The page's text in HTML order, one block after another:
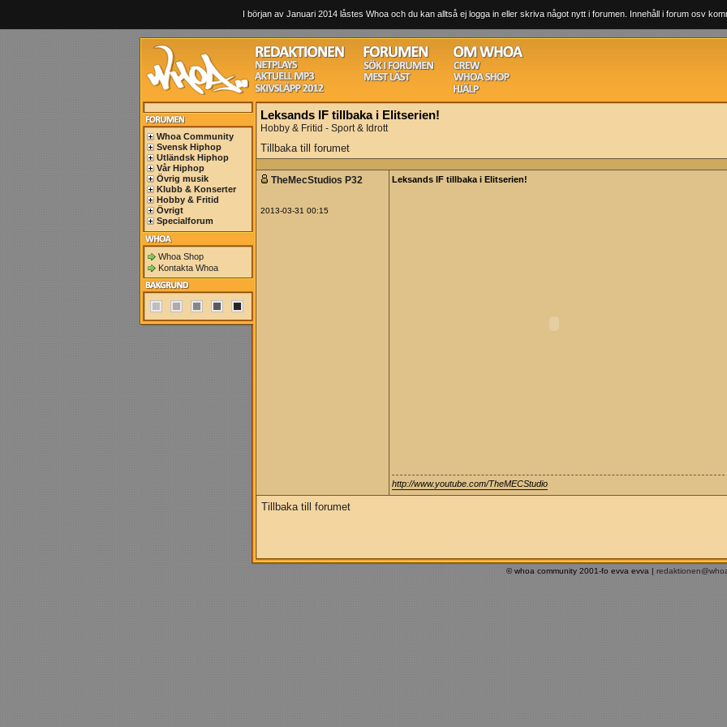
I början av Januari 2014 låstes Whoa och du kan alltså ej logga in eller skriva något nytt i forumen. Innehåll i forum osv
Whoa Community
Svensk Hiphop
Utländsk Hiphop
Vår Hiphop
Övrig musik
Klubb & Konserter
Hobby & Fritid
Övrigt
Specialforum
Whoa Shop
Kontakta Whoa
Leksands IF tillbaka i Elitserien!
Hobby & Fritid - Sport & Idrott
Tillbaka till forumet
TheMecStudios P32
2013-03-31 00:15
Leksands IF tillbaka i Elitserien!
http://www.youtube.com/TheMECStudio
Tillbaka till forumet
© whoa community 2001-fo evva evva |